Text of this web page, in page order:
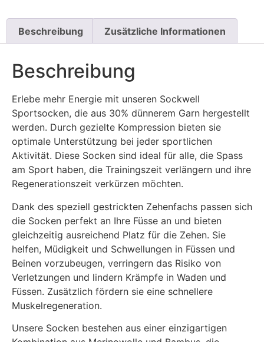
Beschreibung Zusätzliche Informationen
Beschreibung
Erlebe mehr Energie mit unseren Sockwell
Sportsocken, die aus 30% dünnerem Garn hergestellt
werden. Durch gezielte Kompression bieten sie
optimale Unterstützung bei jeder sportlichen
Aktivität. Diese Socken sind ideal für alle, die Spass
am Sport haben, die Trainingszeit verlängern und ihre
Regenerationszeit verkürzen möchten.
Dank des speziell gestrickten Zehenfachs passen sich
die Socken perfekt an Ihre Füsse an und bieten
gleichzeitig ausreichend Platz für die Zehen. Sie
helfen, Müdigkeit und Schwellungen in Füssen und
Beinen vorzubeugen, verringern das Risiko von
Verletzungen und lindern Krämpfe in Waden und
Füssen. Zusätzlich fördern sie eine schnellere
Muskelregeneration.
Unsere Socken bestehen aus einer einzigartigen